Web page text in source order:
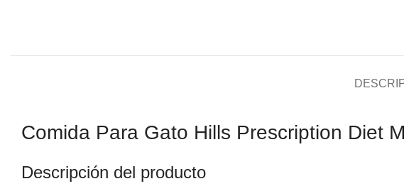
Comida Para Gato Hills Prescription Diet
Descripción del producto